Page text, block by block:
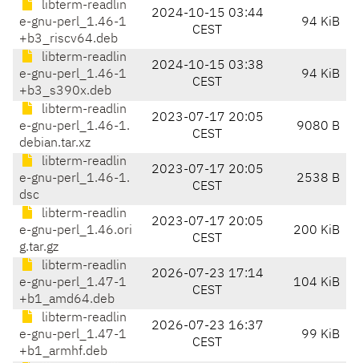
libterm-readlin
e-gnu-perl_1.46-1
+b3_riscv64.deb
2024-10-15 03:44
CEST
94 KiB
libterm-readlin
e-gnu-perl_1.46-1
+b3_s390x.deb
2024-10-15 03:38
CEST
94 KiB
libterm-readlin
e-gnu-perl_1.46-1.
debian.tar.xz
2023-07-17 20:05
CEST
9080 B
libterm-readlin
e-gnu-perl_1.46-1.
dsc
2023-07-17 20:05
CEST
2538 B
libterm-readlin
e-gnu-perl_1.46.ori
g.tar.gz
2023-07-17 20:05
CEST
200 KiB
libterm-readlin
e-gnu-perl_1.47-1
+b1_amd64.deb
2026-07-23 17:14
CEST
104 KiB
libterm-readlin
e-gnu-perl_1.47-1
+b1_armhf.deb
2026-07-23 16:37
CEST
99 KiB